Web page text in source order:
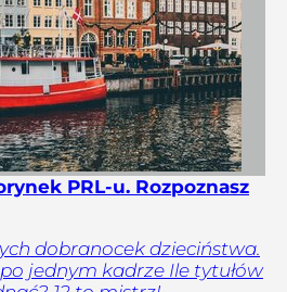
PRL-u. Rozpoznasz
dobranocek dzieciństwa.
jednym kadrze Ile tytułów